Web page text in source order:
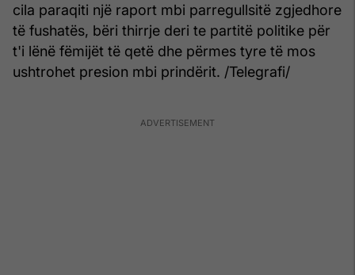
cila paraqiti një raport mbi parregullsitë zgjedhore
të fushatës, bëri thirrje deri te partitë politike për
t'i lënë fëmijët të qetë dhe përmes tyre të mos
ushtrohet presion mbi prindërit. /Telegrafi/